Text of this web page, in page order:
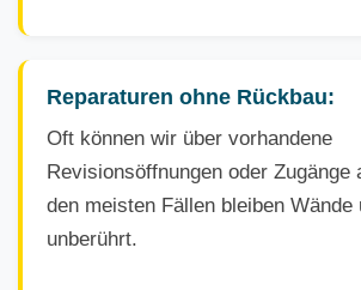
Reparaturen ohne Rückbau:
Oft können wir über vorhandene
Revisionsöffnungen oder Zugänge
den meisten Fällen bleiben Wände
unberührt.